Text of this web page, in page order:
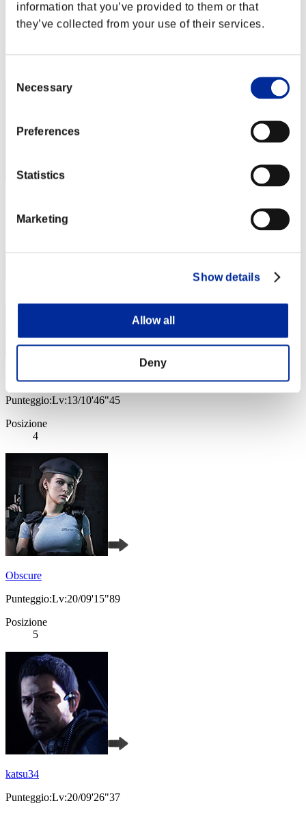
information that you’ve provided to them or that
they’ve collected from your use of their services.
Selection
Necessary
Preferences
Statistics
Marketing
Show details
Allow all
Deny
Rudis Deceiver with Pause
Punteggio:Lv:8/14'21"63
Posizione
Baci Che Si Rubano
Punteggio:Lv:13/10'46"45
Posizione
4
Obscure
Punteggio:Lv:20/09'15"89
Posizione
5
katsu34
Punteggio:Lv:20/09'26"37